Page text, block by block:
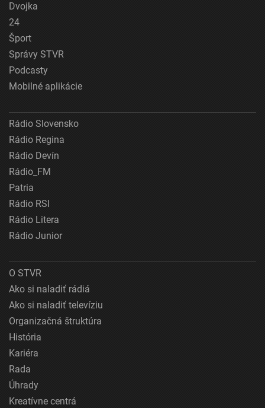
Dvojka
24
Šport
Správy STVR
Podcasty
Mobilné aplikácie
Rádio Slovensko
Rádio Regina
Rádio Devín
Rádio_FM
Patria
Rádio RSI
Rádio Litera
Rádio Junior
O STVR
Ako si naladiť rádiá
Ako si naladiť televíziu
Organizačná štruktúra
História
Kariéra
Rada
Úhrady
Kreatívne centrá